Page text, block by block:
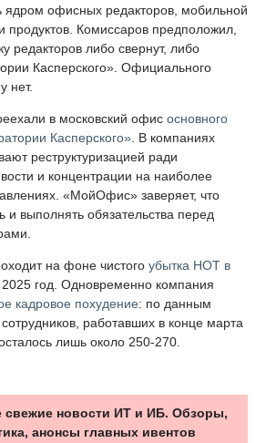
ядром офисных редакторов, мобильной
продуктов. Комиссаров предположил,
редакторов либо свернут, либо
Касперского». Официального
нет.
в московский офис основного
Касперского» . В компаниях
реструктуризацией ради
и концентрации на наиболее
«МойОфис» заверяет, что
и выполнять обязательства перед
на фоне чистого убытка НОТ в
2025 год. Одновременно компания
кадровое похудение: по данным
работавших в конце марта
лишь около 250-270.
новости ИТ и ИБ. Обзоры,
анонсы главных ивентов